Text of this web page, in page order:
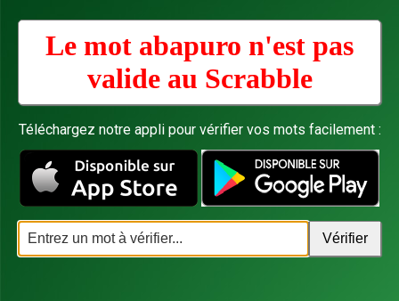
Le mot abapuro n'est pas
valide au Scrabble
Téléchargez notre appli pour vérifier vos mots facilement :